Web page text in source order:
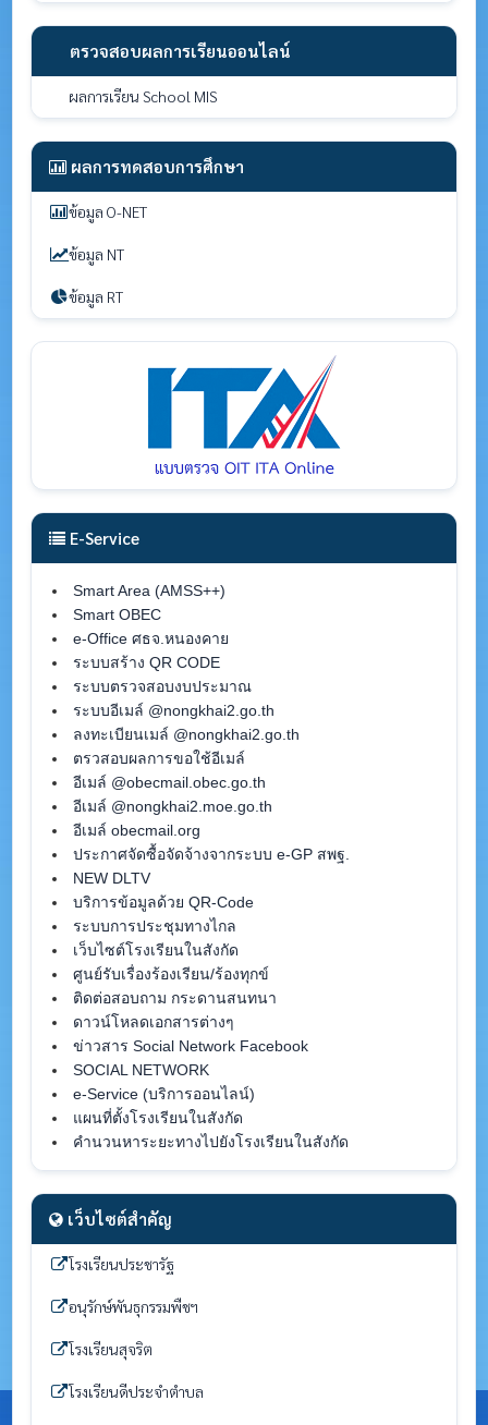
ตรวจสอบผลการเรียนออนไลน์
ผลการเรียน School MIS
ผลการทดสอบการศึกษา
ข้อมูล O-NET
ข้อมูล NT
ข้อมูล RT
E-Service
Smart Area (AMSS++)
Smart OBEC
e-Office ศธจ.หนองคาย
ระบบสร้าง QR CODE
ระบบตรวจสอบงบประมาณ
ระบบอีเมล์ @nongkhai2.go.th
ลงทะเบียนเมล์ @nongkhai2.go.th
ตรวสอบผลการขอใช้อีเมล์
อีเมล์ @obecmail.obec.go.th
อีเมล์ @nongkhai2.moe.go.th
อีเมล์ obecmail.org
ประกาศจัดซื้อจัดจ้างจากระบบ e-GP สพฐ.
NEW DLTV
บริการข้อมูลด้วย QR-Code
ระบบการประชุมทางไกล
เว็บไซต์โรงเรียนในสังกัด
ศูนย์รับเรื่องร้องเรียน/ร้องทุกข์
ติดต่อสอบถาม กระดานสนทนา
ดาวน์โหลดเอกสารต่างๆ
ข่าวสาร Social Network Facebook
SOCIAL NETWORK
e-Service (บริการออนไลน์)
แผนที่ตั้งโรงเรียนในสังกัด
คำนวนหาระยะทางไปยังโรงเรียนในสังกัด
เว็บไซต์สำคัญ
โรงเรียนประชารัฐ
อนุรักษ์พันธุกรรมพืชฯ
โรงเรียนสุจริต
โรงเรียนดีประจำตำบล